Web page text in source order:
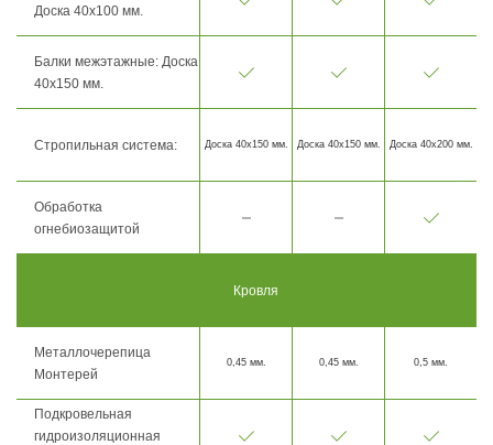
Доска 40х100 мм.
Балки межэтажные: Доска
40х150 мм.
Стропильная система: Доска 40х150 мм. Доска 40х150 мм. Доска 40х200 мм.
Обработка
огнебиозащитой
Кровля
Металлочерепица
Монтерей
0,45 мм. 0,45 мм. 0,5 мм.
Подкровельная
гидроизоляционная